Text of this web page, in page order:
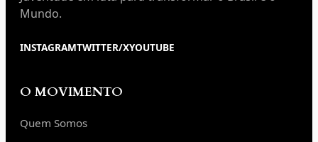
Mundo.
INSTAGRAMTWITTER/XYOUTUBE
O MOVIMENTO
Quem Somos